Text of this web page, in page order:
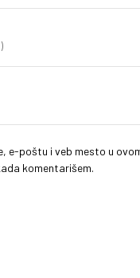
e-poštu i veb mesto u
komentarišem.